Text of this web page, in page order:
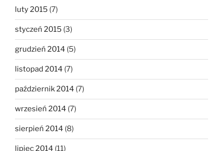
luty 2015 (7)
styczeń 2015 (3)
grudzień 2014 (5)
listopad 2014 (7)
październik 2014 (7)
wrzesień 2014 (7)
sierpień 2014 (8)
lipiec 2014 (11)